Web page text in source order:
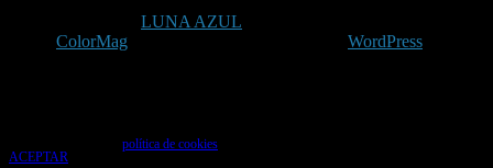
LUNA AZUL
ColorMag WordPress
política de cookies
ACEPTAR